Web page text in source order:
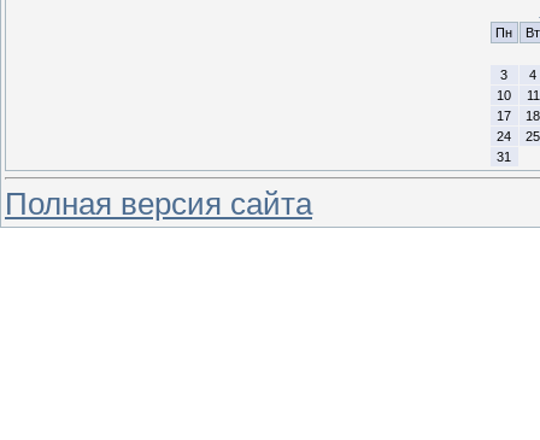
Пн
Вт
3
4
10
11
17
18
24
25
31
Полная версия сайта